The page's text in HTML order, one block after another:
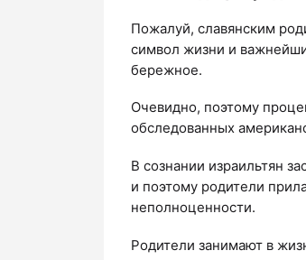
Пожалуй, славянским
символ жизни и
бережное.
Очевидно, поэтому
обследованных
В сознании израильтян
и поэтому родители
неполноценности.
Родители занимают в